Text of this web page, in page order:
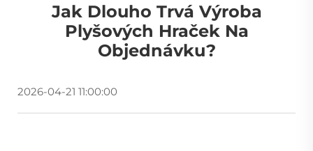
Jak Dlouho Trvá Výroba
Plyšových Hraček Na
Objednávku?
2026-04-21 11:00:00